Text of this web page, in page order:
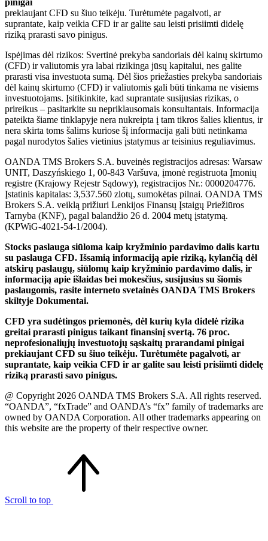
prekiaujant CFD su šiuo teikėju. Turėtumėte pagalvoti, ar
suprantate, kaip veikia CFD ir ar galite sau leisti prisiimti didelę
riziką prarasti savo pinigus.
Ispėjimas dėl rizikos: Svertinė prekyba sandoriais dėl kainų skirtumo
(CFD) ir valiutomis yra labai rizikinga jūsų kapitalui, nes galite
prarasti visa investuota sumą. Dėl šios priežasties prekyba sandoriais
dėl kainų skirtumo (CFD) ir valiutomis gali būti tinkama ne visiems
investuotojams. Įsitikinkite, kad suprantate susijusias rizikas, o
prireikus – pasitarkite su nepriklausomais konsultantais. Informacija
pateikta šiame tinklapyje nera nukreipta į tam tikros šalies klientus, ir
nera skirta toms šalims kuriose šį informacija gali būti netinkama
pagal nurodytos šalies vietinius įstatymus ar teisinius reguliavimus.
OANDA TMS Brokers S.A. buveinės registracijos adresas: Warsaw
UNIT, Daszyńskiego 1, 00-843 Varšuva, įmonė registruota Įmonių
registre (Krajowy Rejestr Sądowy), registracijos Nr.: 0000204776.
Įstatinis kapitalas: 3,537.560 zlotų, sumokėtas pilnai. OANDA TMS
Brokers S.A. veiklą prižiuri Lenkijos Finansų Įstaigų Priežiūros
Tarnyba (KNF), pagal balandžio 26 d. 2004 metų įstatymą.
(KPWiG-4021-54-1/2004).
Stocks paslauga siūloma kaip kryžminio pardavimo dalis kartu
su paslauga CFD. Išsamią informaciją apie riziką, kylančią dėl
atskirų paslaugų, siūlomų kaip kryžminio pardavimo dalis, ir
informaciją apie išlaidas bei mokesčius, susijusius su šiomis
paslaugomis, rasite interneto svetainės OANDA TMS Brokers
skiltyje Dokumentai.
CFD yra sudėtingos priemonės, dėl kurių kyla didelė rizika
greitai prarasti pinigus taikant finansinį svertą. 76 proc.
neprofesionaliųjų investuotojų sąskaitų prarandami pinigai
prekiaujant CFD su šiuo teikėju. Turėtumėte pagalvoti, ar
suprantate, kaip veikia CFD ir ar galite sau leisti prisiimti didelę
riziką prarasti savo pinigus.
@ Copyright 2026 OANDA TMS Brokers S.A. All rights reserved.
“OANDA”, “fxTrade” and OANDA’s “fx” family of trademarks are
owned by OANDA Corporation. All other trademarks appearing on
this website are the property of their respective owner.
Scroll to top